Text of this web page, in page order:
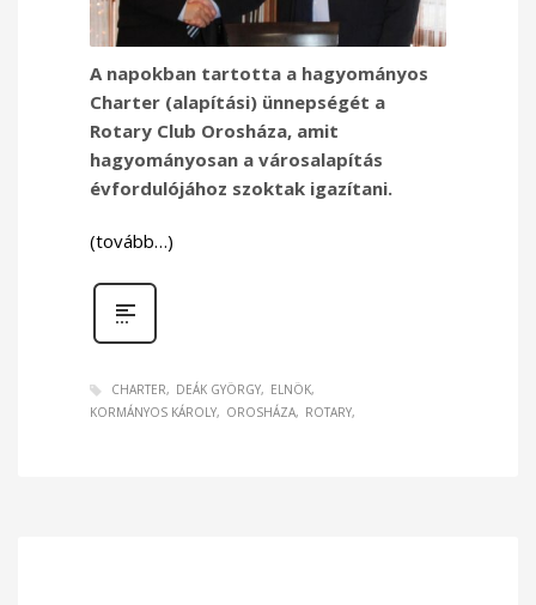
A napokban tartotta a hagyományos
Charter (alapítási) ünnepségét a
Rotary Club Orosháza, amit
hagyományosan a városalapítás
évfordulójához szoktak igazítani.
(tovább…)
CHARTER DEÁK GYÖRGY
ELNÖK
KORMÁNYOS KÁROLY
OROSHÁZA ROTARY